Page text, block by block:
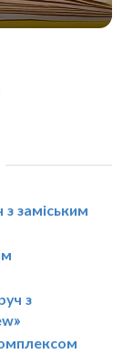
з заміським
з